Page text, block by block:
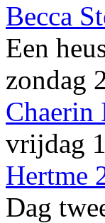
Becca
Een
zondag
vrijdag
Hertme
Dag